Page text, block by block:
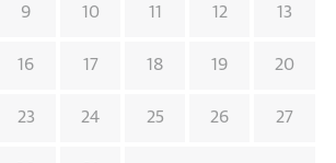
9 10 11 12 13
16 17 18 19 20
23 24 25 26 27